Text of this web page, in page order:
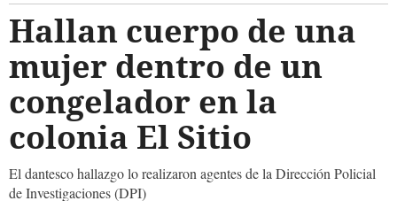
Hallan cuerpo de una
mujer dentro de un
congelador en la
colonia El Sitio
El dantesco hallazgo lo realizaron agentes de la Dirección Policial
de Investigaciones (DPI)